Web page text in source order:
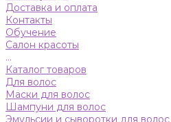
Доставка и оплата
Контакты
Обучение
Салон красоты
...
Каталог товаров
Для волос
Маски для волос
Шампуни для волос
Эмульсии и сыворотки для волос